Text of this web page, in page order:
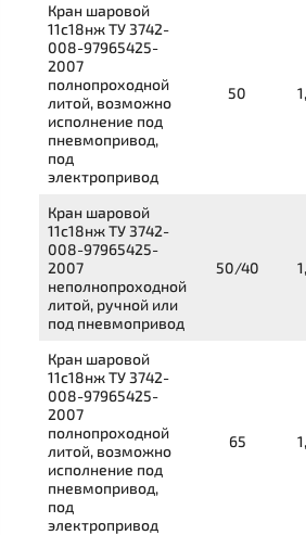
Кран шаровой
11с18нжТУ 3742-
008-97965425-
2007
полнопроходной
литой, возможно
исполнение под
пневмопривод,
под
электропривод
50
Кран шаровой
11с18нжТУ 3742-
008-97965425-
2007
неполнопроходной
литой, ручной или
под пневмопривод
50/40
Кран шаровой
11с18нжТУ 3742-
008-97965425-
2007
полнопроходной
литой, возможно
исполнение под
пневмопривод,
под
электропривод
65